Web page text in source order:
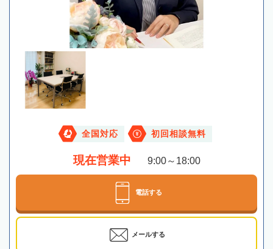
全国対応 初回相談無料
現在営業中 9:00～18:00
電話する
メールする